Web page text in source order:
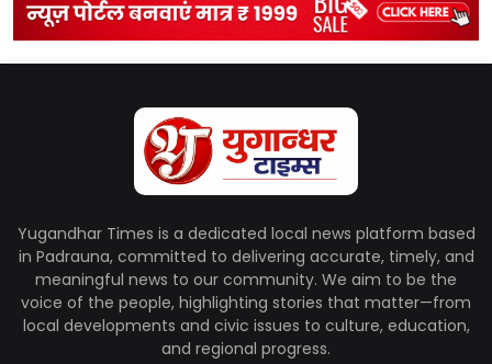
Yugandhar Times is a dedicated local news platform based
in Padrauna, committed to delivering accurate, timely, and
meaningful news to our community. We aim to be the
voice of the people, highlighting stories that matter—from
local developments and civic issues to culture, education,
and regional progress.